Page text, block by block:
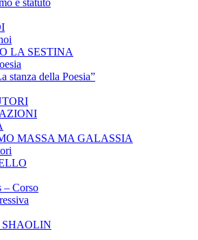
LA SESTINA
stanza della Poesia”
MASSA MA GALASSIA
– Corso